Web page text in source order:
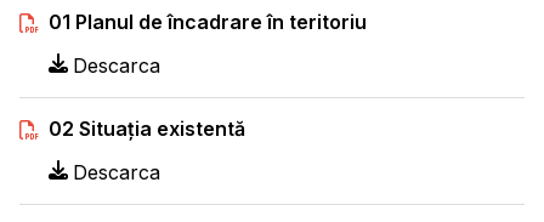
01 Planul de încadrare în teritoriu
Descarca
02 Situația existentă
Descarca